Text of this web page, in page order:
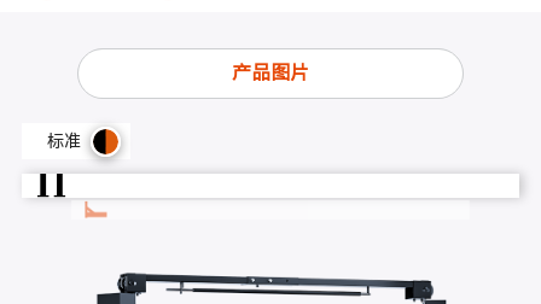
产品图片
标准